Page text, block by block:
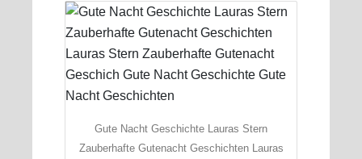
Gute Nacht Geschichte Lauras Stern
Zauberhafte Gutenacht Geschichten Lauras